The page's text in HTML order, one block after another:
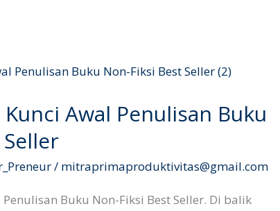
Awal Penulisan Buku
/ mitraprimaproduktivitas@gmail.com
Buku Non-Fiksi Best Seller. Di balik